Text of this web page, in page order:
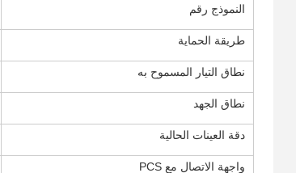
النموذج رقم
طريقة الحماية
نطاق التيار المسموح به
نطاق الجهد
دقة العينات الحالية
واجهة الاتصال مع PCS